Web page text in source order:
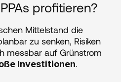
profitieren?
Mittelstand die
zu senken, Risiken
messbar auf Grünstrom
Investitionen.